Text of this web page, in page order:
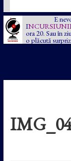
E
I
ora 20. Sau în
o plăcută